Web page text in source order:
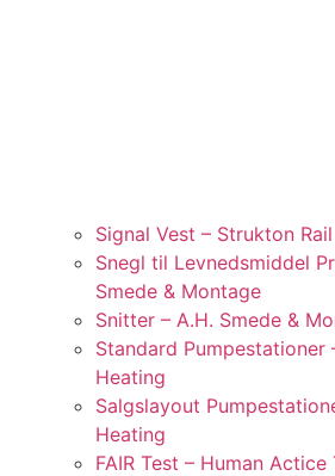
Signal Vest – Strukton Rail
Snegl til Levnedsmiddel
Smede & Montage
Snitter – A.H. Smede &
Standard Pumpestationer
Heating
Salgslayout
Heating
FAIR Test – Human